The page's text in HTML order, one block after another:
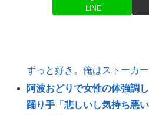
LINE
ずっと好き。俺はストーカ
阿波おどりで女性の体強調
踊り手「悲しいし気持ち悪